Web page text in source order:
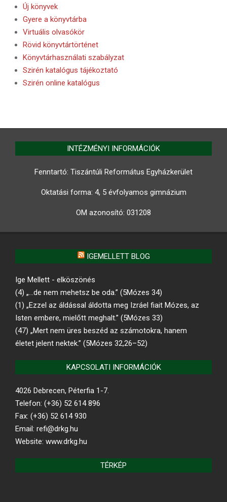
Új könyvek
Gyere a könyvtárba
Virtuális olvasókör
Rövid könyvtártörténet
Könyvtárhasználati szabályzat
Szirén katalógus tájékoztató
Szirén online katalógus
INTÉZMÉNYI INFORMÁCIÓK
Fenntartó: Tiszántúli Református Egyházkerület
Oktatási forma: 4, 5 évfolyamos gimnázium
OM azonosító: 031208
IGEMELLETT BLOG
Ige Mellett - elköszönés
(4) „…de nem mehetsz be oda.” (5Mózes 34)
(1) „Ezzel az áldással áldotta meg Izráel fiait Mózes, az
Isten embere, mielőtt meghalt.” (5Mózes 33)
(47) „Mert nem üres beszéd az számotokra, hanem
életet jelent nektek.” (5Mózes 32,26–52)
KAPCSOLATI INFORMÁCIÓK
4026 Debrecen, Péterfia 1-7.
Telefon: (+36) 52 614 896
Fax: (+36) 52 614 930
Email: refi@drkg.hu
Website: www.drkg.hu
TÉRKÉP